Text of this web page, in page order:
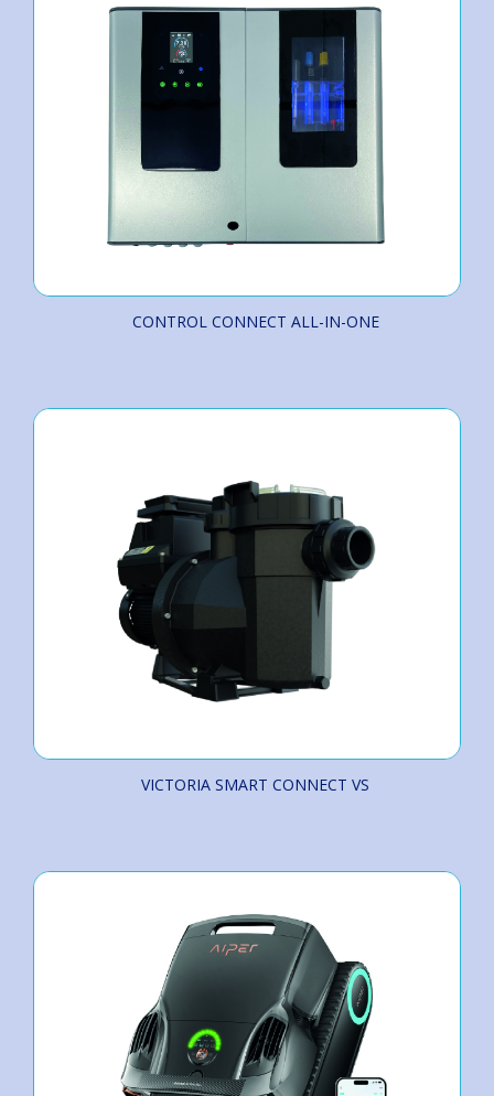
CONTROL CONNECT ALL-IN-ONE
VICTORIA SMART CONNECT VS